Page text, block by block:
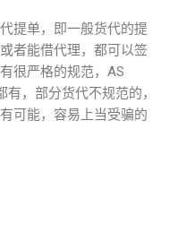
提单，即一般货代的提
者能借代理，都可以签
很严格的规范，AS
有，部分货代不规范的，
可能，容易上当受骗的